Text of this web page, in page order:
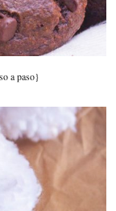
a paso}